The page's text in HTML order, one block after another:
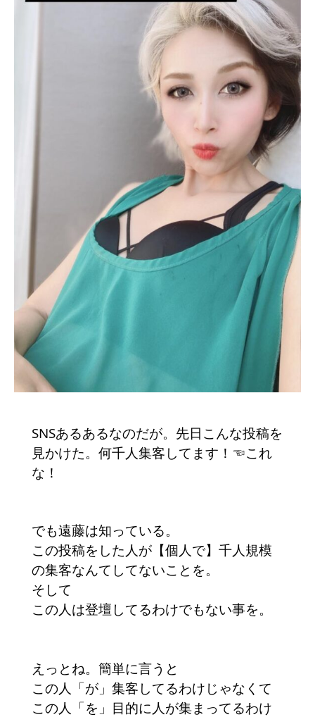
SNSあるあるなのだが。先日こんな投稿を
見かけた。何千人集客してます！☜これ
な！
でも遠藤は知っている。
この投稿をした人が【個人で】千人規模
の集客なんてしてないことを。
そして
この人は登壇してるわけでもない事を。
えっとね。簡単に言うと
この人「が」集客してるわけじゃなくて
この人「を」目的に人が集まってるわけ